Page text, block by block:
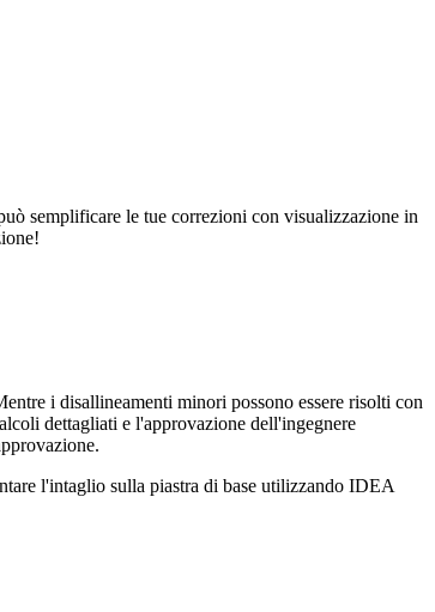
semplificare le tue correzioni con visualizzazione in
i disallineamenti minori possono essere risolti con
dettagliati e l'approvazione dell'ingegnere
l'intaglio sulla piastra di base utilizzando IDEA